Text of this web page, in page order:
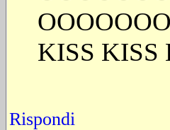
KISS KISS
Rispondi